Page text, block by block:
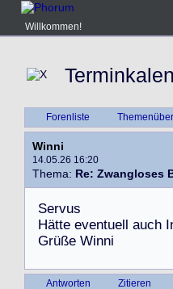
Willkommen!
Forenliste
Winni
14.05.26 16:20
Thema: Re: Zwangloses
Servus
Hätte eventuell auch I
Grüße Winni
Antworten Zitieren